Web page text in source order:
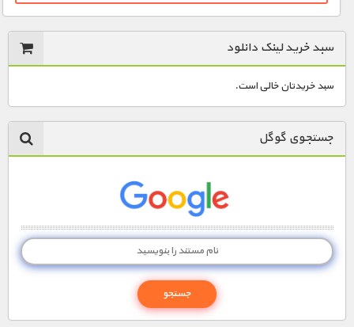
سبد خرید لینک دانلود
سبد خریدتان خالی است.
جستجوی گوگل